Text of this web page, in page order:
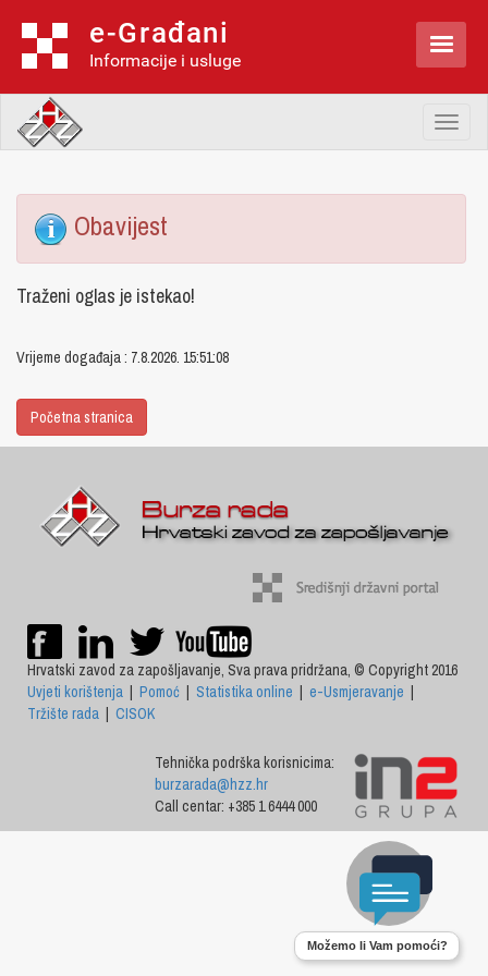
e-Građani
Informacije i usluge 
Toggle
Obavijest
Traženi oglas je istekao!
Vrijeme događaja : 7.8.2026. 15:51:08
Početna stranica
Hrvatski zavod za zapošljavanje, Sva prava pridržana, © Copyright 2016
Uvjeti korištenja | Pomoć | Statistika online | e-Usmjeravanje |
Tržište rada | CISOK
Tehnička podrška korisnicima:
burzarada@hzz.hr
Call centar: +385 1 6444 000